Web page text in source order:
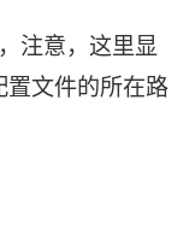
注意，这里显
文件的所在路